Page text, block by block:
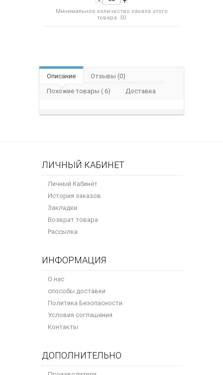
Минимальное количество заказа этого
товара: 50
Описание
Отзывы (0)
Похожие товары ( 6)
Доставка
ЛИЧНЫЙ КАБИНЕТ
Личный Кабинет
История заказов
Закладки
Возврат товара
Рассылка
ИНФОРМАЦИЯ
О нас
способы доставки
Политика Безопасности
Условия соглашения
Контакты
ДОПОЛНИТЕЛЬНО